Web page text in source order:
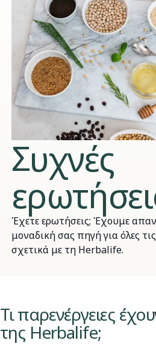
Συχνές
Έχετε ερωτήσεις; Έχουμε
μοναδική σας πηγή για όλες
σχετικά με τη Herbalife.
​​Τι παρενέργειες
της Herbalife;​